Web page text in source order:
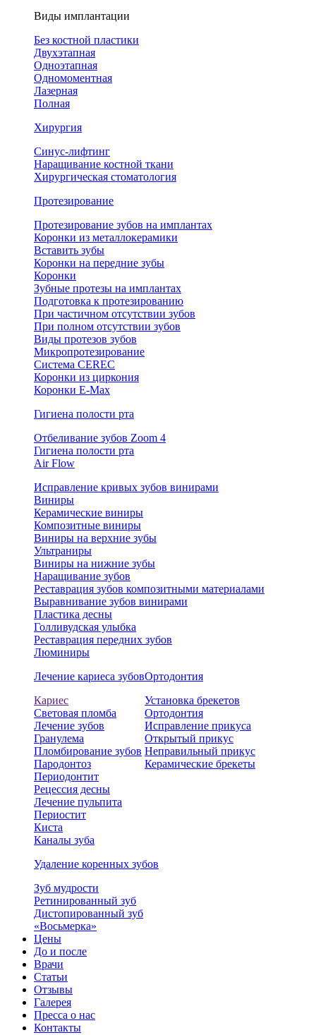
Виды имплантации
Без костной пластики
Двухэтапная
Одноэтапная
Одномоментная
Лазерная
Полная
Хирургия
Синус-лифтинг
Наращивание костной ткани
Хирургическая стоматология
Протезирование
Протезирование зубов на имплантах
Коронки из металлокерамики
Вставить зубы
Коронки на передние зубы
Коронки
Зубные протезы на имплантах
Подготовка к протезированию
При частичном отсутствии зубов
При полном отсутствии зубов
Виды протезов зубов
Микропротезирование
Система CEREC
Коронки из циркония
Коронки E-Max
Гигиена полости рта
Отбеливание зубов Zoom 4
Гигиена полости рта
Air Flow
Исправление кривых зубов винирами
Виниры
Керамические виниры
Композитные виниры
Виниры на верхние зубы
Ультраниры
Виниры на нижние зубы
Наращивание зубов
Реставрация зубов композитными материалами
Выравнивание зубов винирами
Пластика десны
Голливудская улыбка
Реставрация передних зубов
Люминиры
Лечение кариеса зубов
Кариес
Световая пломба
Лечение зубов
Гранулема
Пломбирование зубов
Пародонтоз
Периодонтит
Рецессия десны
Лечение пульпита
Периостит
Киста
Каналы зуба
Ортодонтия
Установка брекетов
Ортодонтия
Исправление прикуса
Открытый прикус
Неправильный прикус
Керамические брекеты
Удаление коренных зубов
Зуб мудрости
Ретинированный зуб
Дистопированный зуб
«Восьмерка»
Цены
До и после
Врачи
Статьи
Отзывы
Галерея
Пресса о нас
Контакты